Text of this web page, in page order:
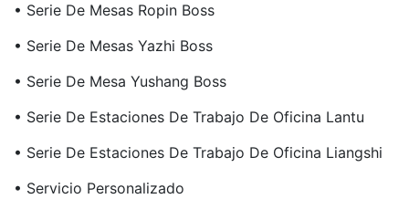
• Serie De Mesas Ropin Boss
• Serie De Mesas Yazhi Boss
• Serie De Mesa Yushang Boss
• Serie De Estaciones De Trabajo De Oficina Lantu
• Serie De Estaciones De Trabajo De Oficina Liangshi
• Servicio Personalizado